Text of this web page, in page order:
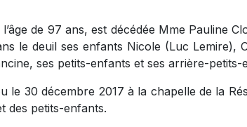
de 97 ans, est décédée Mme Pauline
le deuil ses enfants Nicole (Luc Lemire),
ses petits-enfants et ses arrière-petits-
le 30 décembre 2017 à la chapelle de la
des petits-enfants.